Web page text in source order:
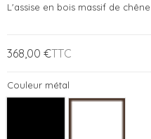
L'assise en bois massif de
368,00 €TTC
Couleur métal